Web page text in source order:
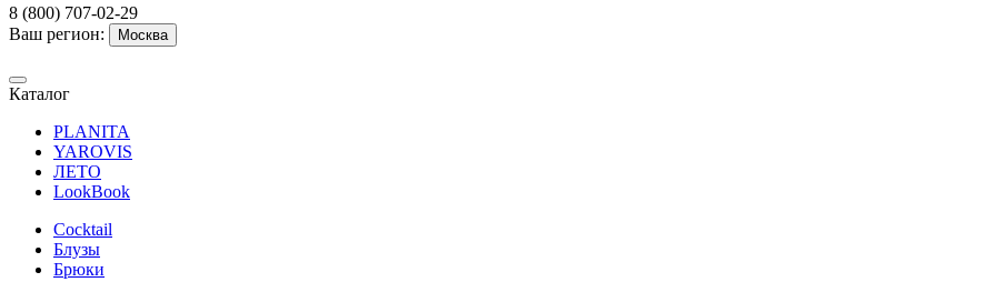
8 (800) 707-02-29
Ваш регион:
Москва
Каталог
PLANITA
YAROVIS
ЛЕТО
LookBook
Cocktail
Блузы
Брюки